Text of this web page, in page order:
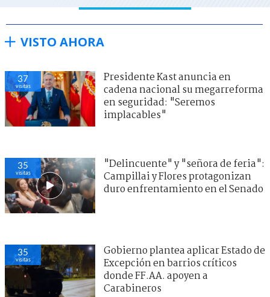
VISTO AHORA
37
visitas
Presidente Kast anuncia en
cadena nacional su megarreforma
en seguridad: "Seremos
implacables"
35
visitas
"Delincuente" y "señora de feria":
Campillai y Flores protagonizan
duro enfrentamiento en el Senado
35
visitas
Gobierno plantea aplicar Estado de
Excepción en barrios críticos
donde FF.AA. apoyen a
Carabineros